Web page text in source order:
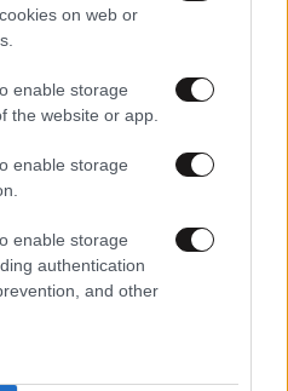
on web or
enable storage
the website or app.
enable storage
enable storage
authentication
and other
θα λάβουν email ή